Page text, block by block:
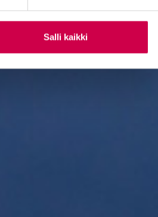
Salli kaikki